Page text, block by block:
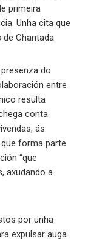
primeira
Unha cita que
Chantada.
do
entre
resulta
conta
ás
forma parte
“que
axudando a
por unha
expulsar auga